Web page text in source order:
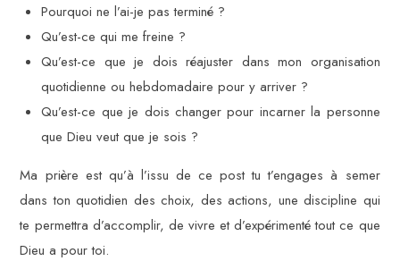
Pourquoi ne l’ai-je pas terminé ?
Qu’est-ce qui me freine ?
Qu’est-ce que je dois réajuster dans mon organisation
quotidienne ou hebdomadaire pour y arriver ?
Qu’est-ce que je dois changer pour incarner la personne
que Dieu veut que je sois ?
Ma prière est qu’à l’issu de ce post tu t’engages à semer
dans ton quotidien des choix, des actions, une discipline qui
te permettra d’accomplir, de vivre et d’expérimenté tout ce que
Dieu a pour toi.